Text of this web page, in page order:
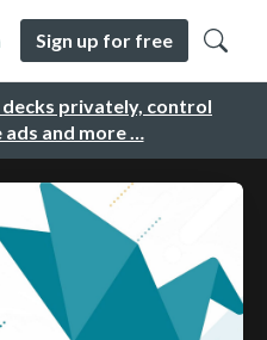
privately, control
and more …
Sign up for free